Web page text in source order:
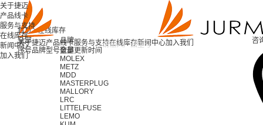
关于捷迈产品线卡服务与支持在线库存新闻中心加入我们
关于捷迈
产品线卡
服务与支持
在线库存
新闻中心
加入我们
首页 >在线库存
咨
全部
品牌
全部
MOLEX
METZ
MDD
MASTERPLUG
MALLORY
LRC
LITTELFUSE
LEMO
序号品牌型号数量更新时间